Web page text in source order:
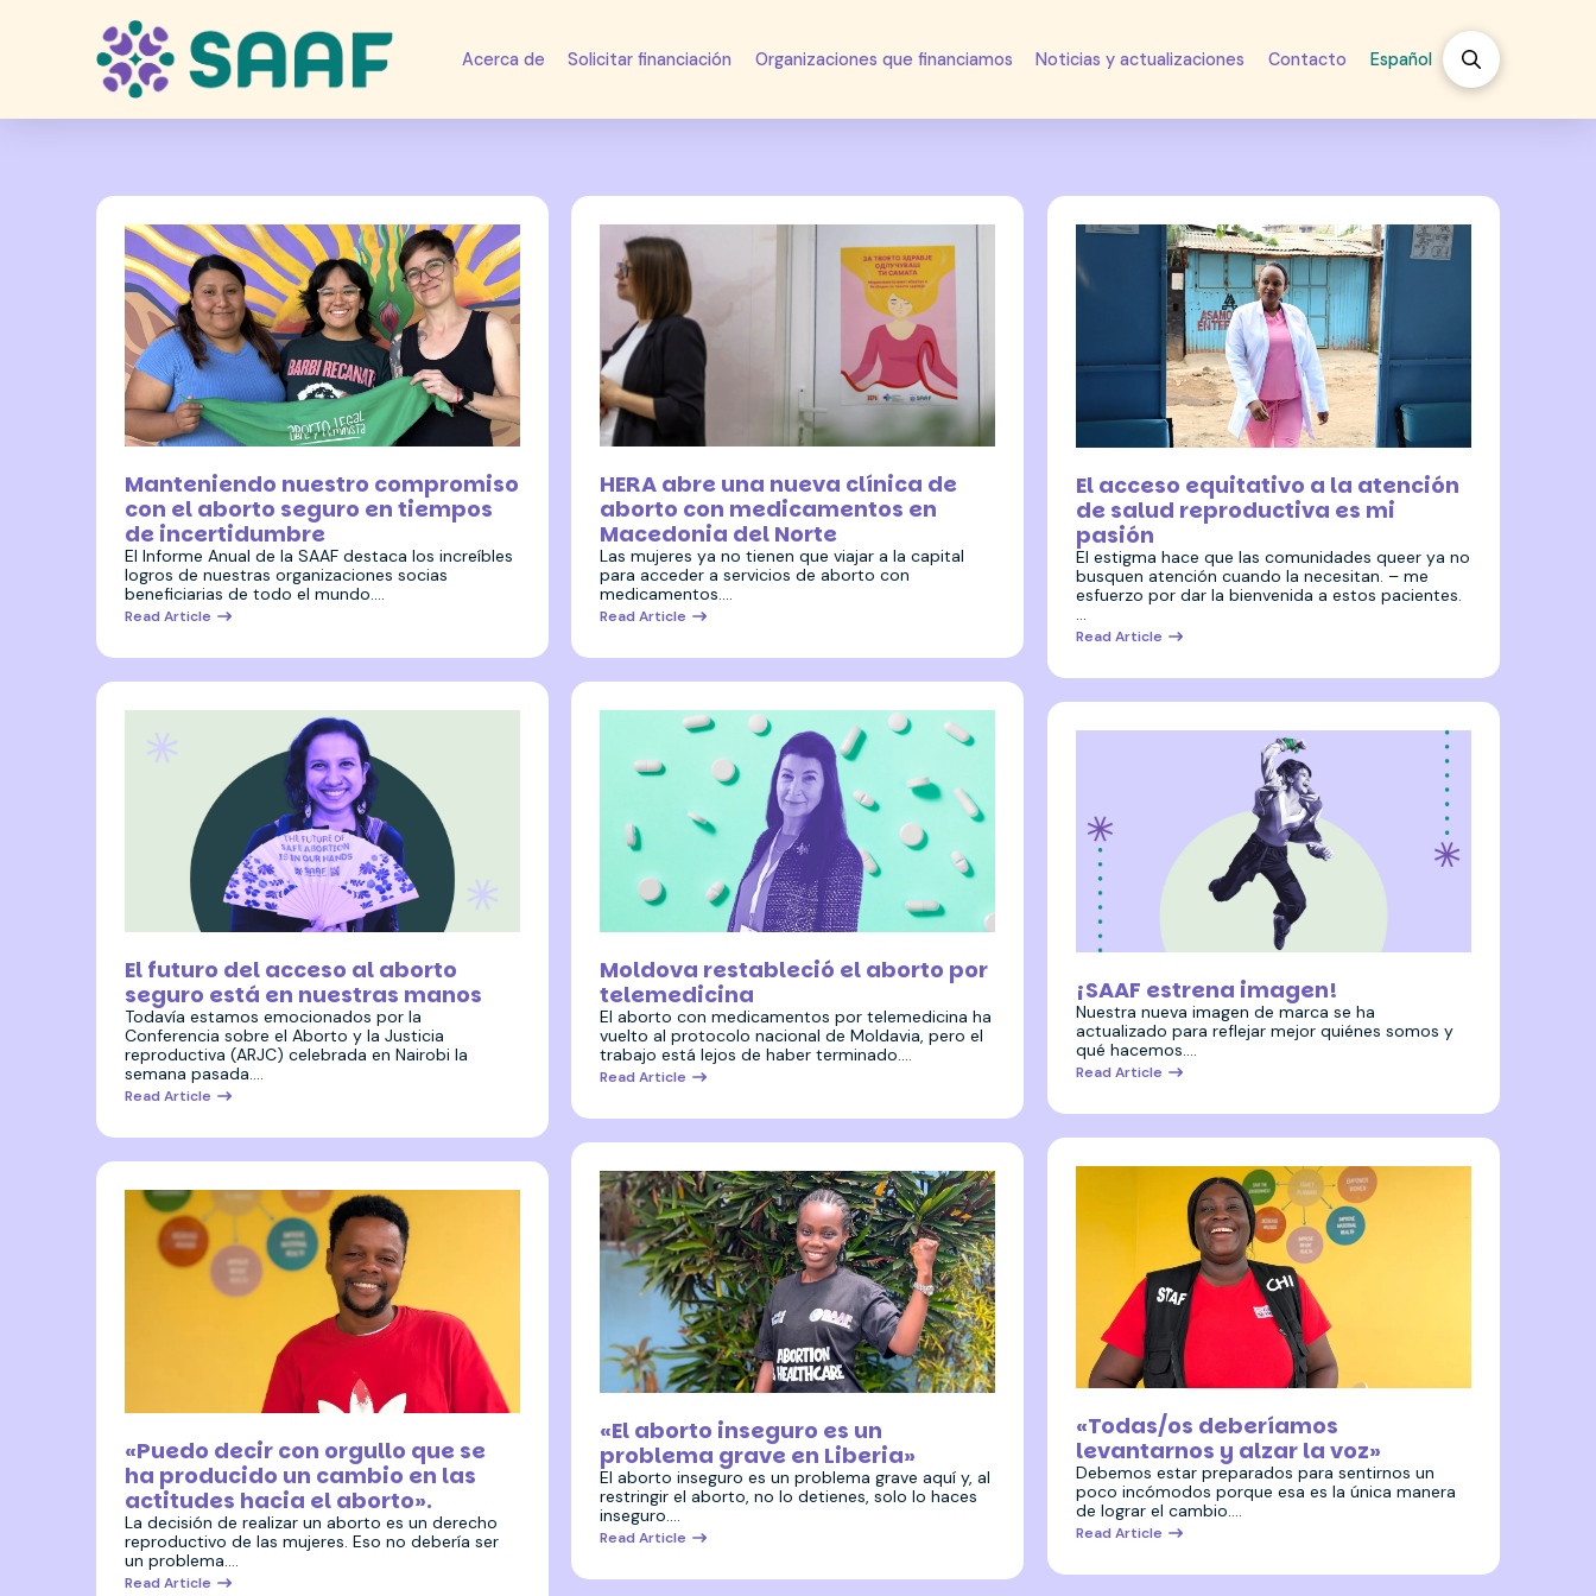
Acerca de Solicitar financiación Organizaciones que financiamos Noticias y actualizaciones Contacto Español
Manteniendo nuestro compromiso
con el aborto seguro en tiempos
de incertidumbre
El Informe Anual de la SAAF destaca los increíbles
logros de nuestras organizaciones socias
beneficiarias de todo el mundo.…
Read Article
HERA abre una nueva clínica de
aborto con medicamentos en
Macedonia del Norte
Las mujeres ya no tienen que viajar a la capital
para acceder a servicios de aborto con
medicamentos.…
Read Article
El acceso equitativo a la atención
de salud reproductiva es mi
pasión
El estigma hace que las comunidades queer ya no
busquen atención cuando la necesitan. – me
esfuerzo por dar la bienvenida a estos pacientes.
…
Read Article
El futuro del acceso al aborto
seguro está en nuestras manos
Todavía estamos emocionados por la
Conferencia sobre el Aborto y la Justicia
reproductiva (ARJC) celebrada en Nairobi la
semana pasada.…
Read Article
Moldova restableció el aborto por
telemedicina
El aborto con medicamentos por telemedicina ha
vuelto al protocolo nacional de Moldavia, pero el
trabajo está lejos de haber terminado.…
Read Article
¡SAAF estrena imagen!
Nuestra nueva imagen de marca se ha
actualizado para reflejar mejor quiénes somos y
qué hacemos.…
Read Article
«Puedo decir con orgullo que se
ha producido un cambio en las
actitudes hacia el aborto».
La decisión de realizar un aborto es un derecho
reproductivo de las mujeres. Eso no debería ser
un problema.…
Read Article
«El aborto inseguro es un
problema grave en Liberia»
El aborto inseguro es un problema grave aquí y, al
restringir el aborto, no lo detienes, solo lo haces
inseguro.…
Read Article
«Todas/os deberíamos
levantarnos y alzar la voz»
Debemos estar preparados para sentirnos un
poco incómodos porque esa es la única manera
de lograr el cambio.…
Read Article